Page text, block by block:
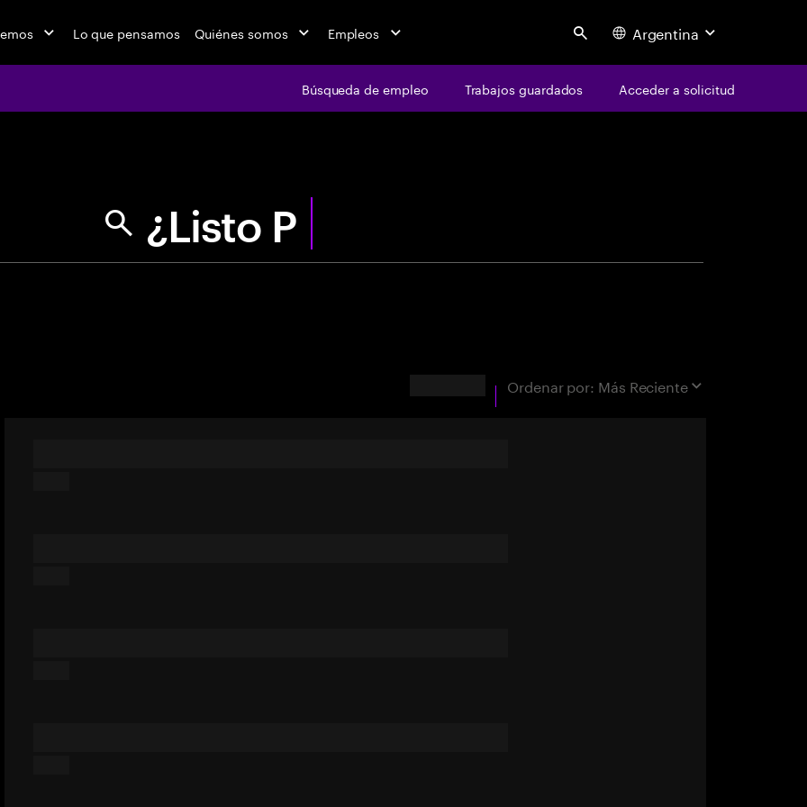
Lo que pensamos Quiénes somos Empleos Search Argentina
Búsqueda de empleo Trabajos guardados Acceder a solicitud
"Usa comillas para coincidencia exacta"
Ordenar por: Más Reciente